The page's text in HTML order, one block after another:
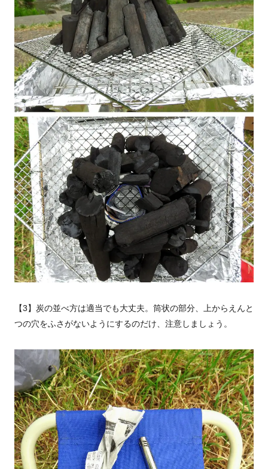
【3】炭の並べ方は適当でも大丈夫。筒状の部分、上からえんと
つの穴をふさがないようにするのだけ、注意しましょう。